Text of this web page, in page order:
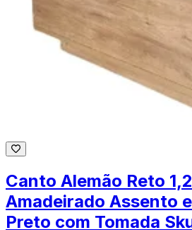
Canto Alemão Reto
Amadeirado Assento
Preto com Tomada